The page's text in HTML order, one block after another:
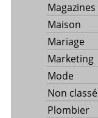
Magazines
Maison
Mariage
Marketing
Mode
Non classé
Plombier